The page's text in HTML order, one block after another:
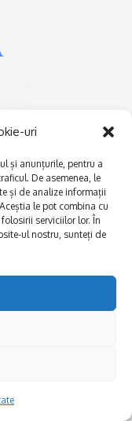
uri
și anunțurile, pentru a
De asemenea, le
și de analize informații
le pot combina cu
serviciilor lor. În
ul nostru, sunteți de
meșteșuguri
cu Ada